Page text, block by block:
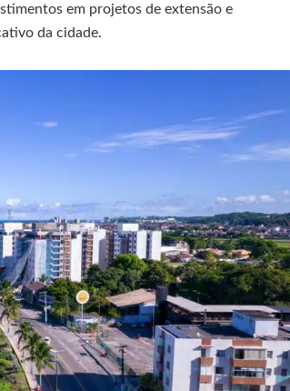
em projetos de extensão e
da cidade.